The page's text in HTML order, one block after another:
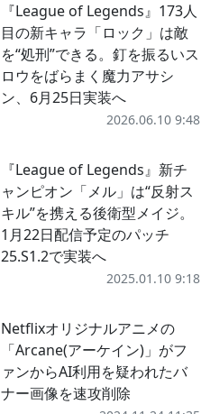
『League of Legends』173人
目の新キャラ「ロック」は敵
を“処刑”できる。釘を振るいス
ロウをばらまく魔力アサシ
ン、6月25日実装へ
2026.06.10 9:48
『League of Legends』新チ
ャンピオン「メル」は“反射ス
キル”を携える後衛型メイジ。
1月22日配信予定のパッチ
25.S1.2で実装へ
2025.01.10 9:18
Netflixオリジナルアニメの
「Arcane(アーケイン)」がフ
ァンからAI利用を疑われたバ
ナー画像を速攻削除